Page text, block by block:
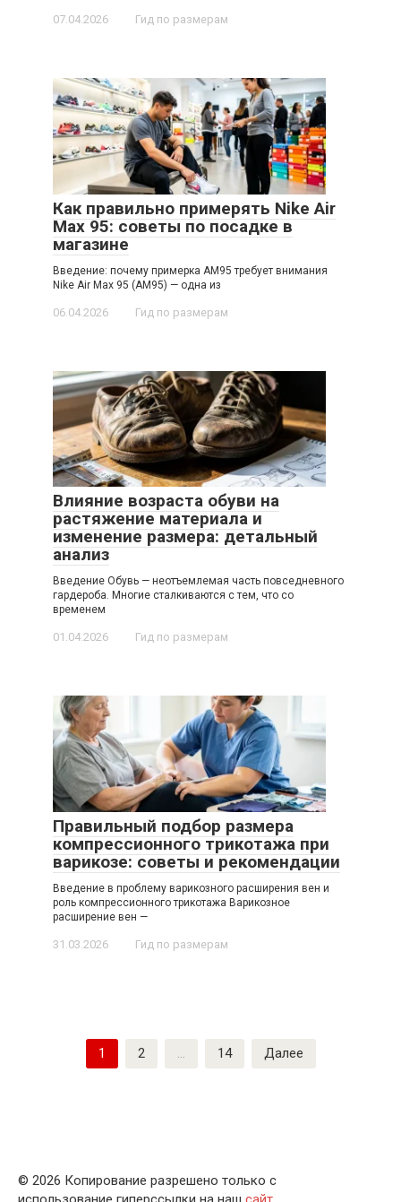
07.04.2026 Гид по размерам
Как правильно примерять Nike Air
Max 95: советы по посадке в
магазине
Введение: почему примерка AM95 требует внимания
Nike Air Max 95 (AM95) — одна из
06.04.2026 Гид по размерам
Влияние возраста обуви на
растяжение материала и
изменение размера: детальный
анализ
Введение Обувь — неотъемлемая часть повседневного
гардероба. Многие сталкиваются с тем, что со
временем
01.04.2026 Гид по размерам
Правильный подбор размера
компрессионного трикотажа при
варикозе: советы и рекомендации
Введение в проблему варикозного расширения вен и
роль компрессионного трикотажа Варикозное
расширение вен —
31.03.2026 Гид по размерам
1 2 14 Далее
© 2026 Копирование разрешено только с